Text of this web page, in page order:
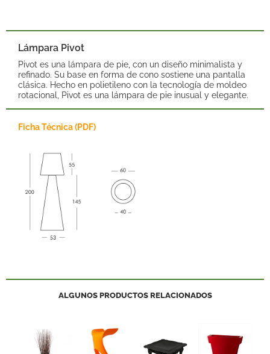
Lámpara Pivot
Pivot es una lámpara de pie, con un diseño minimalista y
refinado. Su base en forma de cono sostiene una pantalla
clásica. Hecho en polietileno con la tecnología de moldeo
rotacional, Pivot es una lámpara de pie inusual y elegante.
Ficha Técnica (PDF)
ALGUNOS PRODUCTOS RELACIONADOS